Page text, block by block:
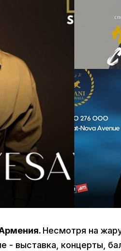
Несмотря на
- выставка, концерты,